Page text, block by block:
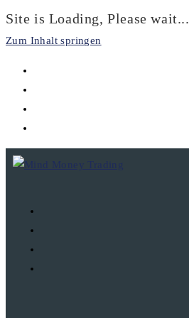
Site is Loading, Please wait...
Zum Inhalt springen